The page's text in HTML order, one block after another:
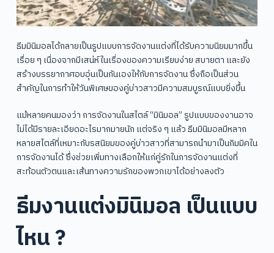
ธีมมินิมอลได้กลายเป็นรูปแบบการจัดงานแต่งที่ได้รับความนิยมมากขึ้น
เรื่อย ๆ เนื่องจากมีเสน่ห์ในเรื่องของความเรียบง่าย สบายตา และยัง
สร้างบรรยากาศอบอุ่นเป็นกันเองให้กับการจัดงาน ซึ่งถือเป็นส่วน
สำคัญในการทำให้วันพิเศษของคู่บ่าวสาวมีความสมบูรณ์แบบยิ่งขึ้น
แม้หลายคนมองว่า การจัดงานในสไตล์ “มินิมอล” รูปแบบของงานอาจ
ไม่ได้มีรายละเอียดอะไรมากมายนัก แต่จริง ๆ แล้ว ธีมมินิมอลมีหลาก
หลายสไตล์ที่เหมาะกับรสนิยมของคู่บ่าวสาวที่สามารถนำมาเป็นกิมมิคใน
การจัดงานได้ ซึ่งช่วยเพิ่มทางเลือกให้แก่คู่รักในการจัดงานแต่งที่
สะท้อนตัวตนและเส้นทางความรักของพวกเขาได้อย่างลงตัว
ธีมงานแต่งมินิมอล เป็นแบบ
ไหน ?